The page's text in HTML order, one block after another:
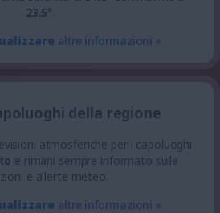
23.5°.
altre informazioni «
della regione
atmosferiche per i capoluoghi
e rimani sempre informato sulle
e allerte meteo.
altre informazioni «